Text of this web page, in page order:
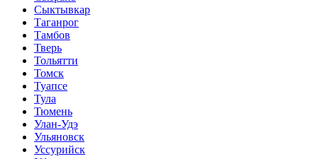
Сыктывкар
Таганрог
Тамбов
Тверь
Тольятти
Томск
Туапсе
Тула
Тюмень
Улан-Удэ
Ульяновск
Уссурийск